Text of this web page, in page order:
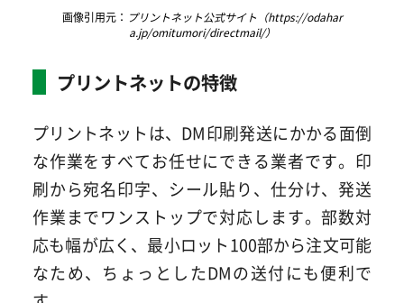
画像引用元： プリントネット公式サイト（https://odahar
a.jp/omitumori/directmail/）
プリントネットの特徴
プリントネットは、DM印刷発送にかかる面倒
な作業をすべてお任せにできる業者です。印
刷から宛名印字、シール貼り、仕分け、発送
作業までワンストップで対応します。部数対
応も幅が広く、最小ロット100部から注文可能
なため、ちょっとしたDMの送付にも便利で